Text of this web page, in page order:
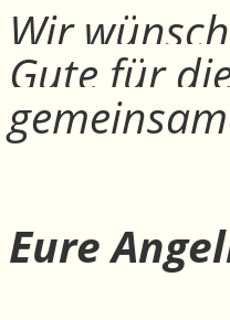
Wir
Gute für
Eure